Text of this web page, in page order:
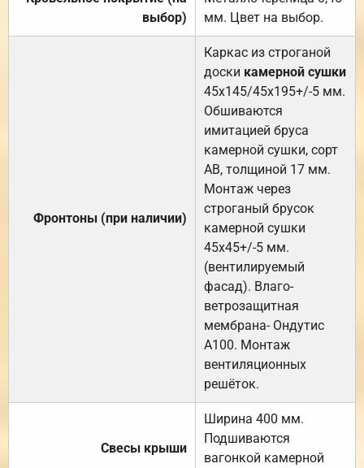
выбор)
мм. Цвет на выбор.
Фронтоны (при наличии)
Каркас из строганой
доски камерной сушки
45х145/45х195+/-5 мм.
Обшиваются
имитацией бруса
камерной сушки, сорт
АВ, толщиной 17 мм.
Монтаж через
строганый брусок
камерной сушки
45х45+/-5 мм.
(вентилируемый
фасад). Влаго-
ветрозащитная
мембрана- Ондутис
А100. Монтаж
вентиляционных
решёток.
Свесы крыши
Ширина 400 мм.
Подшиваются
вагонкой камерной